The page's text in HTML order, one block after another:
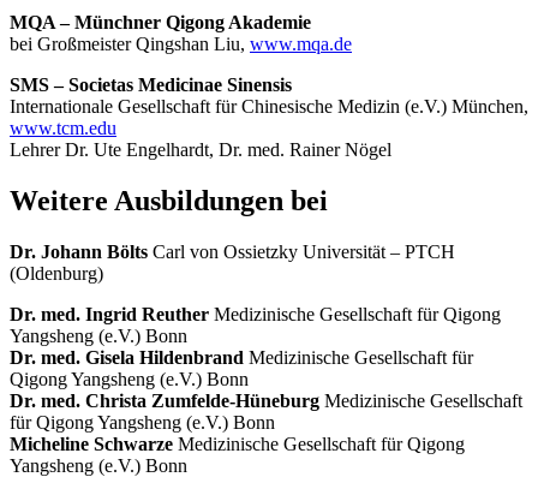
MQA – Münchner Qigong Akademie
bei Großmeister Qingshan Liu, www.mqa.de
SMS – Societas Medicinae Sinensis
Internationale Gesellschaft für Chinesische Medizin (e.V.) München,
www.tcm.edu
Lehrer Dr. Ute Engelhardt, Dr. med. Rainer Nögel
Weitere Ausbildungen bei
Dr. Johann Bölts Carl von Ossietzky Universität – PTCH
(Oldenburg)
Dr. med. Ingrid Reuther Medizinische Gesellschaft für Qigong
Yangsheng (e.V.) Bonn
Dr. med. Gisela Hildenbrand Medizinische Gesellschaft für
Qigong Yangsheng (e.V.) Bonn
Dr. med. Christa Zumfelde-Hüneburg Medizinische Gesellschaft
für Qigong Yangsheng (e.V.) Bonn
Micheline Schwarze Medizinische Gesellschaft für Qigong
Yangsheng (e.V.) Bonn